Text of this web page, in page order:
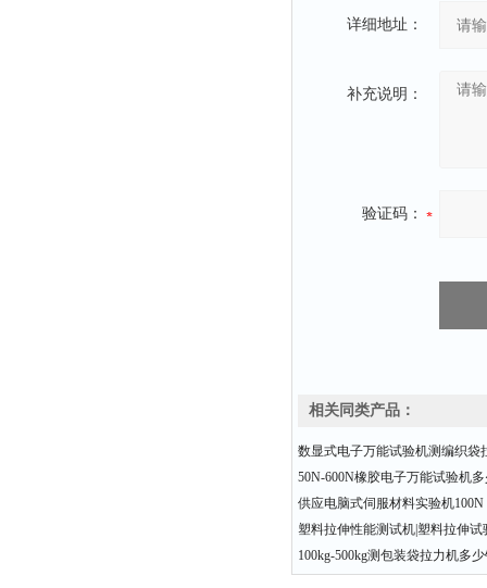
详细地址：
补充说明：
验证码：
相关同类产品：
数显式电子万能试验机测编织袋
50N-600N橡胶电子万能试验机
供应电脑式伺服材料实验机100N
塑料拉伸性能测试机|塑料拉伸试
100kg-500kg测包装袋拉力机多